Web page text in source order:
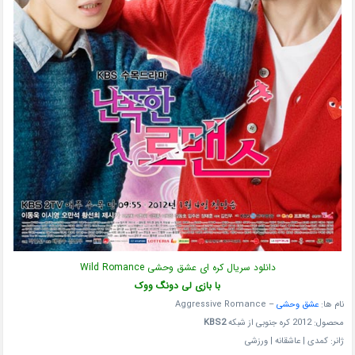
دانلود سریال کره ای عشق وحشی Wild Romance
با بازی لی دونگ ووک
نام ها:عشق وحشی– Aggressive Romance
محصول: 2012 کره جنوبی از شبکه
KBS2
ژانر: کمدی | عاشقانه | ورزشی